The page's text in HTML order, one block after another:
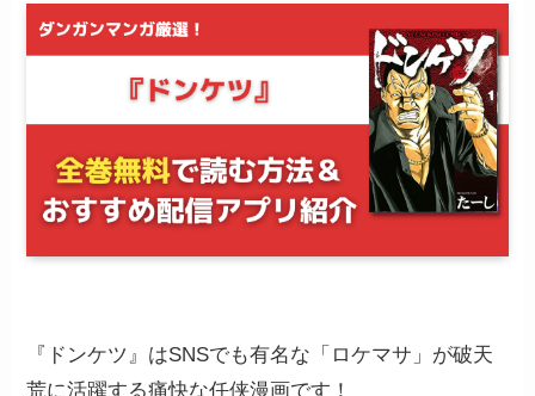
『ドンケツ』はSNSでも有名な「ロケマサ」が破天
荒に活躍する痛快な任侠漫画です！